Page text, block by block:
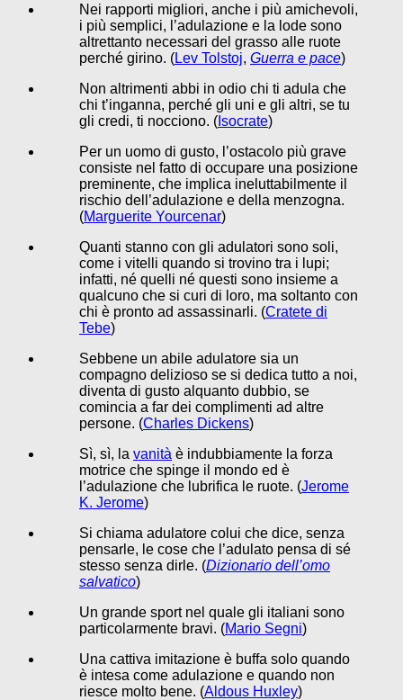
Nei rapporti migliori, anche i più amichevoli,
i più semplici, l’adulazione e la lode sono
altrettanto necessari del grasso alle ruote
perché girino. (Lev Tolstoj, Guerra e pace)
Non altrimenti abbi in odio chi ti adula che
chi t’inganna, perché gli uni e gli altri, se tu
gli credi, ti nocciono. ( Isocrate)
Per un uomo di gusto, l’ostacolo più grave
consiste nel fatto di occupare una posizione
preminente, che implica ineluttabilmente il
rischio dell’adulazione e della menzogna.
(Marguerite Yourcenar)
Quanti stanno con gli adulatori sono soli,
come i vitelli quando si trovino tra i lupi;
infatti, né quelli né questi sono insieme a
qualcuno che si curi di loro, ma soltanto con
chi è pronto ad assassinarli. (Cratete di
Tebe)
Sebbene un abile adulatore sia un
compagno delizioso se si dedica tutto a noi,
diventa di gusto alquanto dubbio, se
comincia a far dei complimenti ad altre
persone. (Charles Dickens)
Sì, sì, la vanità è indubbiamente la forza
motrice che spinge il mondo ed è
l’adulazione che lubrifica le ruote. (Jerome
K. Jerome)
Si chiama adulatore colui che dice, senza
pensarle, le cose che l’adulato pensa di sé
stesso senza dirle. (Dizionario dell’omo
salvatico)
Un grande sport nel quale gli italiani sono
particolarmente bravi. (Mario Segni)
Una cattiva imitazione è buffa solo quando
è intesa come adulazione e quando non
riesce molto bene. (Aldous Huxley)